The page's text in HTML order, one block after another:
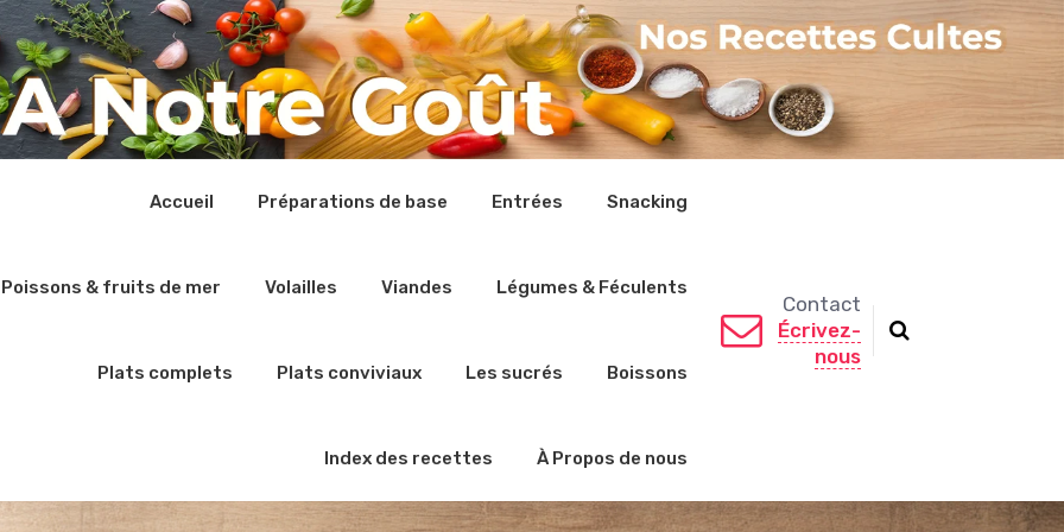
Accueil Préparations de base Entrées Snacking
Poissons & fruits de mer Volailles Viandes Légumes & Féculents
Plats complets Plats conviviaux Les sucrés Boissons
Index des recettes À Propos de nous
Contact
Écrivez-
nous